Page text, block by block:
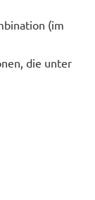
(im
die unter